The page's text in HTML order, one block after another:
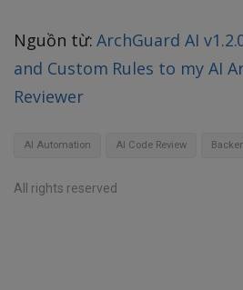
Nguồn từ:ArchGuard AI
and Custom Rules to my AI
Reviewer
AI Automation AI Code Review
All rights reserved